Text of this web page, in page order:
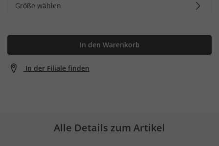
Größe wählen
In den Warenkorb
In der Filiale finden
Alle Details zum Artikel